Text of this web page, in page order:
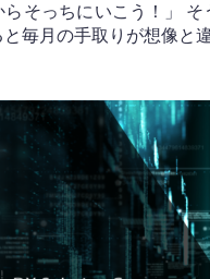
そっちにいこう！」
毎月の手取りが想像と